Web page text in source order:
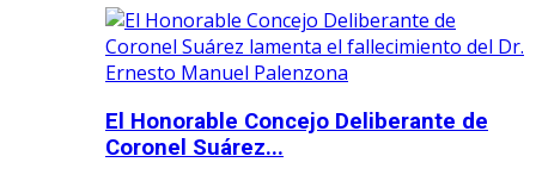
El Honorable Concejo Deliberante de
Coronel Suárez...